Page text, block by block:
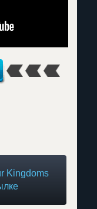
Kingdoms